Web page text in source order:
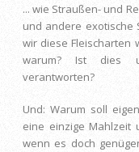
... wie Straußen- und
und andere exotische
wir diese Fleischarten
warum? Ist dies
verantworten?
Und: Warum soll
eine einzige Mahlzeit
wenn es doch